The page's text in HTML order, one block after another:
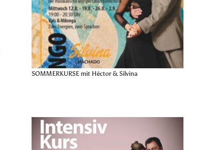
SOMMERKURSE mit Héctor & Silvina